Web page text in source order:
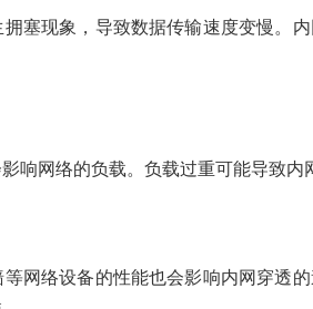
塞现象，导致数据传输速度变慢。
响网络的负载。负载过重可能导致内
网络设备的性能也会影响内网穿透